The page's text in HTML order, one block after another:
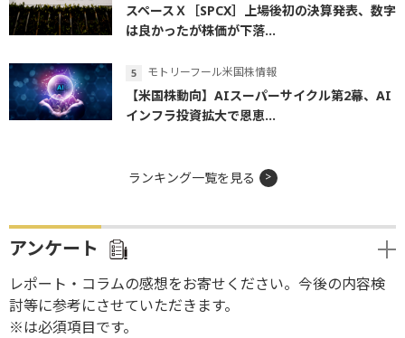
スペースＸ［SPCX］上場後初の決算発表、数字
は良かったが株価が下落...
モトリーフール米国株情報
【米国株動向】AIスーパーサイクル第2幕、AI
インフラ投資拡大で恩恵...
ランキング一覧を見る
アンケート
レポート・コラムの感想をお寄せください。今後の内容検
討等に参考にさせていただきます。
※は必須項目です。